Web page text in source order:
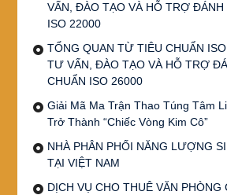
VẤN, ĐÀO TẠO VÀ HỖ TRỢ ĐÁNH
ISO 22000
TỔNG QUAN TỪ TIÊU CHUẨN
TƯ VẤN, ĐÀO TẠO VÀ HỖ TRỢ
CHUẨN ISO 26000
Giải Mã Ma Trận Thao Túng Tâm
Trở Thành “Chiếc Vòng Kim Cô”
NHÀ PHÂN PHỐI NĂNG LƯỢNG
TẠI VIỆT NAM
DỊCH VỤ CHO THUÊ VĂN PHÒNG